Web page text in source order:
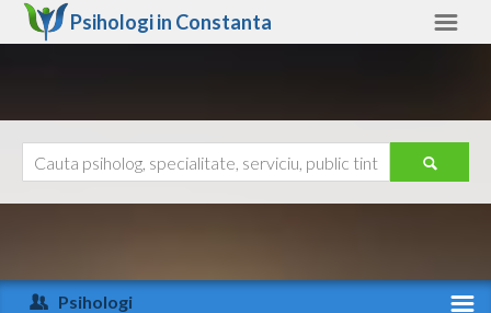
Psihologi in Constanta
Arad
Ajutor
Psihologi